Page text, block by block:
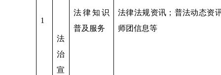
1
法
治
宣
法律知识
普及服务
法律法规资讯；普法动态资
师团信息等